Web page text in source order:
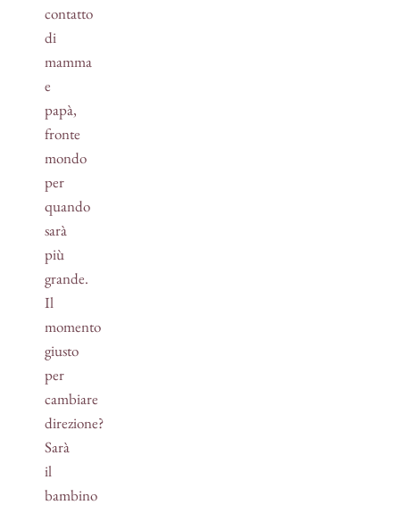
contatto
di
mamma
e
papà,
fronte
mondo
per
quando
sarà
più
grande.
Il
momento
giusto
per
cambiare
direzione?
Sarà
il
bambino